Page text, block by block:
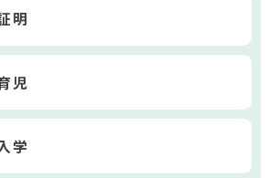
明
児
学